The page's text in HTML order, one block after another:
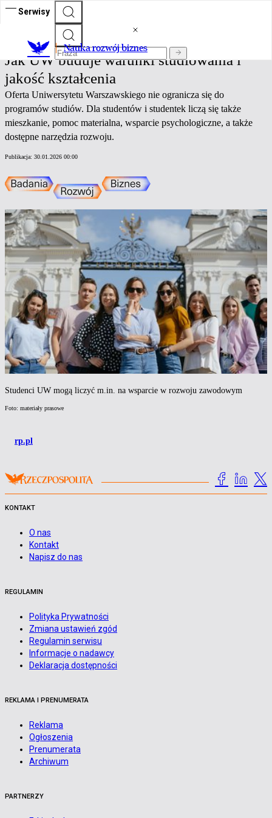
Serwisy
Nauka rozwój biznes
Nauka rozwój biznes
Jak UW buduje warunki studiowania i
jakość kształcenia
Oferta Uniwersytetu Warszawskiego nie ogranicza się do
programów studiów. Dla studentów i studentek liczą się także
mieszkanie, pomoc materialna, wsparcie psychologiczne, a także
dostępne narzędzia rozwoju.
Publikacja: 30.01.2026 00:00
Studenci UW mogą liczyć m.in. na wsparcie w rozwoju zawodowym
Foto: materiały prasowe
rp.pl
KONTAKT
O nas
Kontakt
Napisz do nas
REGULAMIN
Polityka Prywatności
Zmiana ustawień zgód
Regulamin serwisu
Informacje o nadawcy
Deklaracja dostępności
REKLAMA I PRENUMERATA
Reklama
Ogłoszenia
Prenumerata
Archiwum
PARTNERZY